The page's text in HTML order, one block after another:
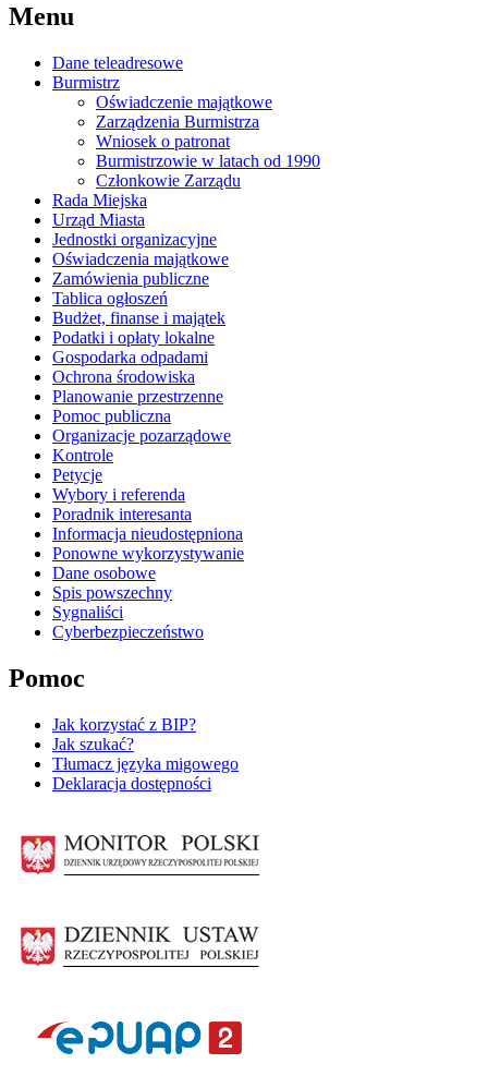
Menu
Dane teleadresowe
Burmistrz
Oświadczenie majątkowe
Zarządzenia Burmistrza
Wniosek o patronat
Burmistrzowie w latach od 1990
Członkowie Zarządu
Rada Miejska
Urząd Miasta
Jednostki organizacyjne
Oświadczenia majątkowe
Zamówienia publiczne
Tablica ogłoszeń
Budżet, finanse i majątek
Podatki i opłaty lokalne
Gospodarka odpadami
Ochrona środowiska
Planowanie przestrzenne
Pomoc publiczna
Organizacje pozarządowe
Kontrole
Petycje
Wybory i referenda
Poradnik interesanta
Informacja nieudostępniona
Ponowne wykorzystywanie
Dane osobowe
Spis powszechny
Sygnaliści
Cyberbezpieczeństwo
Pomoc
Jak korzystać z BIP?
Jak szukać?
Tłumacz języka migowego
Deklaracja dostępności